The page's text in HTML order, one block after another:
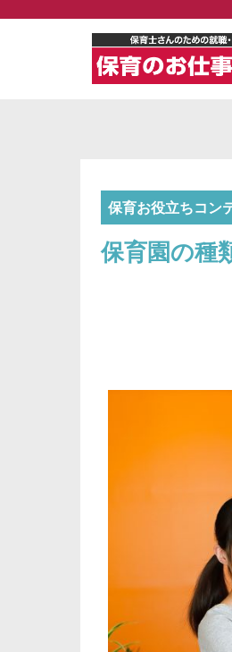
保育お役立ちコン
保育園の種